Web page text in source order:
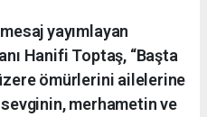
yayımlayan
Hanifi Toptaş, “Başta
ömürlerini ailelerine
merhametin ve